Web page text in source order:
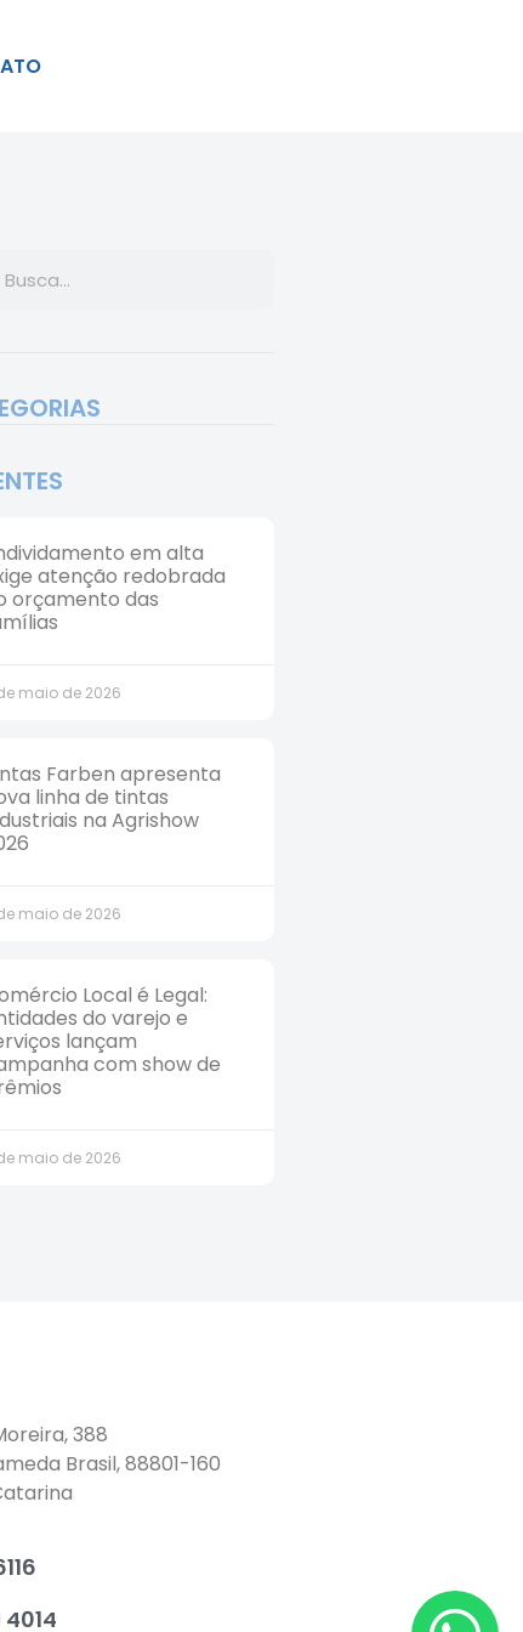
em alta
atenção redobrada
orçamento das
maio de 2026
Farben apresenta
linha de tintas
na Agrishow
maio de 2026
Local é Legal:
do varejo e
lançam
com show de
maio de 2026
388
Brasil, 88801-160